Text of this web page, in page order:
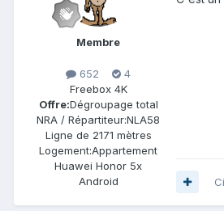
Membre
652
4
Freebox 4K
Offre:Dégroupage total
NRA / Répartiteur:NLA58
Ligne de 2171 mètres
Logement:Appartement
Huawei Honor 5x
Android